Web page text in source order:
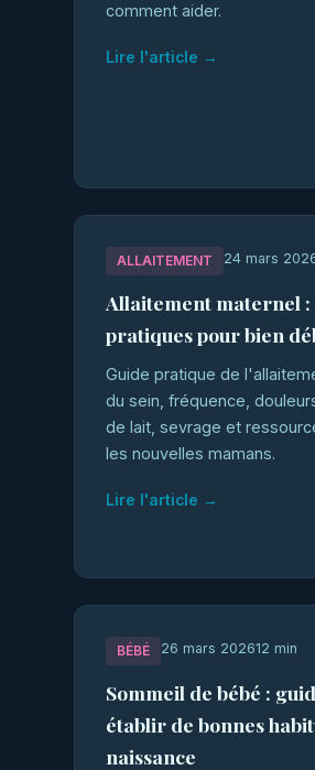
comment aider.
Lire l'article →
ALLAITEMENT 24 mars
Allaitement maternel :
pratiques pour bien
Guide pratique de
du sein, fréquence,
de lait, sevrage et
les nouvelles mamans.
Lire l'article →
BÉBÉ 26 mars 202612 min
Sommeil de bébé :
établir de bonnes
naissance